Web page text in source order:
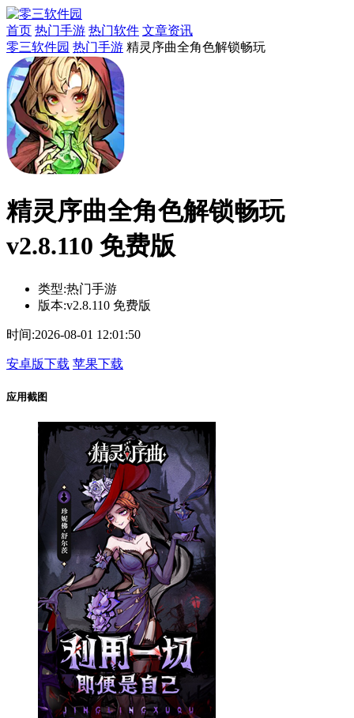
首页 热门手游 热门软件 文章资讯
零三软件园 热门手游 精灵序曲全角色解锁畅玩
精灵序曲全角色解锁畅玩
v2.8.110 免费版
类型:热门手游
版本:v2.8.110 免费版
时间:2026-08-01 12:01:50
安卓版下载 苹果下载
应用截图